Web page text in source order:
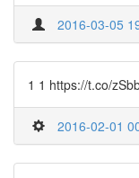
2016-03-05
1 1 https://t.co/
2016-02-01